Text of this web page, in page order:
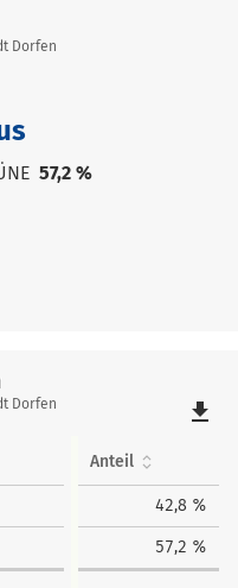
Dorfen
57,2 %
Dorfen
file_download
Anteil
42,8 %
57,2 %